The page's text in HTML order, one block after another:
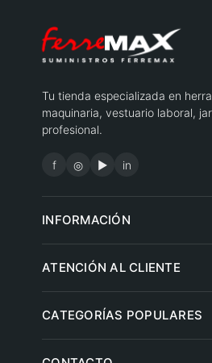
Tu tienda especializada en
maquinaria, vestuario laboral,
profesional.
f ◎ ▶ in
ATENCIÓN AL CLIENTE
INFORMACIÓN
Aviso legal
CATEGORÍAS POPULARES